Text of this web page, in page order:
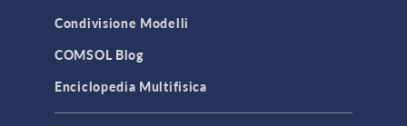
Condivisione Modelli
COMSOL Blog
Enciclopedia Multifisica